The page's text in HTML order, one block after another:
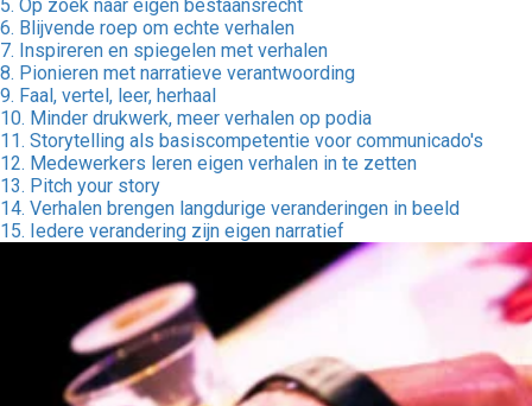
5. Op zoek naar eigen bestaansrecht
6. Blijvende roep om echte verhalen
7. Inspireren en spiegelen met verhalen
8. Pionieren met narratieve verantwoording
9. Faal, vertel, leer, herhaal
10. Minder drukwerk, meer verhalen op podia
11. Storytelling als basiscompetentie voor communicado's
12. Medewerkers leren eigen verhalen in te zetten
13. Pitch your story
14. Verhalen brengen langdurige veranderingen in beeld
15. Iedere verandering zijn eigen narratief